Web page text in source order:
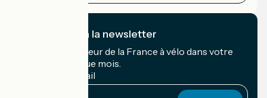
Je m'abonne à la newsletter
Recevez le meilleur de la France à vélo dans votre
boîte mail chaque mois.
Mon adresse mail